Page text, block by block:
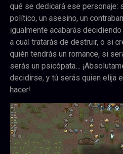
qué se dedicará ese personaje:
político, un asesino, un
igualmente acabarás
a cuál tratarás de destruir, o si
quién tendrás un romance, si
serás un psicópata…
decidirse, y tú serás quien elija
hacer!